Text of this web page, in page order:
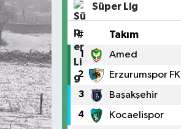
Süper Lig
# Takım
1 Amed
2 Erzurumspor FK
3 Başakşehir
4 Kocaelispor